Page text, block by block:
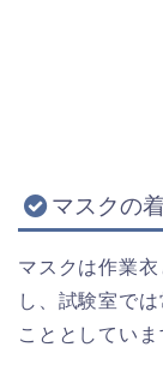
マスクの
マスクは作業
し、試験室で
こととしていま